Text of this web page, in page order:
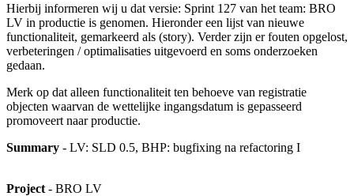
Hierbij informeren wij u dat versie: Sprint 127 van het team: BRO
LV in productie is genomen. Hieronder een lijst van nieuwe
functionaliteit, gemarkeerd als (story). Verder zijn er fouten opgelost,
verbeteringen / optimalisaties uitgevoerd en soms onderzoeken
gedaan.
Merk op dat alleen functionaliteit ten behoeve van registratie
objecten waarvan de wettelijke ingangsdatum is gepasseerd
promoveert naar productie.
Summary - LV: SLD 0.5, BHP: bugfixing na refactoring I
Project - BRO LV